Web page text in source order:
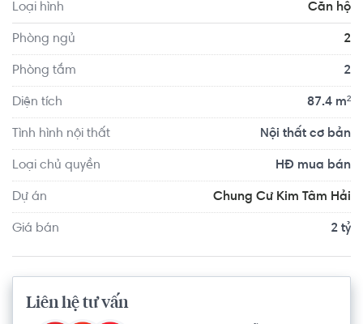
thoát hiểm, có hệ thống điện dự phòng, hệ thống PCCC
tự động và hệ thống gom rác trung tâm. Đồng thời ngoài
bảo vệ túc trực 24/24 trong và ngoài tòa nhà, đảm bảo
an toàn và sẵn sàng hỗ trợ an ninh cho các căn hộ.
Loại hình Căn hộ
Phòng ngủ 2
Phòng tắm 2
Diện tích 87.4 m²
Tình hình nội thất Nội thất cơ bản
Loại chủ quyền HĐ mua bán
Dự án Chung Cư Kim Tâm Hải
Giá bán 2 tỷ
Liên hệ tư vấn